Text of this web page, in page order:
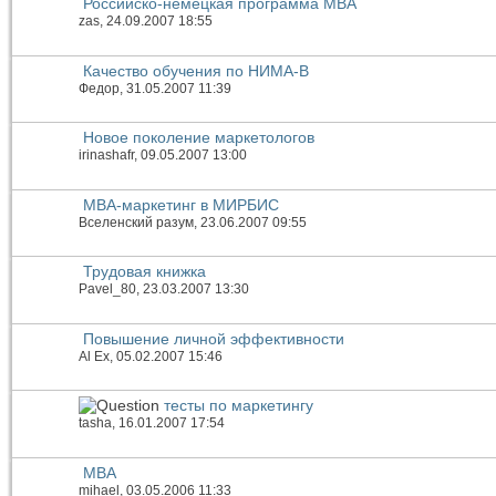
Российско-немецкая программа MBA
zas, 24.09.2007 18:55
Качество обучения по НИМА-В
Федор , 31.05.2007 11:39
Новое поколение маркетологов
irinashafr, 09.05.2007 13:00
МВА-маркетинг в МИРБИС
Вселенский разум , 23.06.2007 09:55
Трудовая книжка
Pavel_80, 23.03.2007 13:30
Повышение личной эффективности
Al Ex , 05.02.2007 15:46
тесты по маркетингу
tasha, 16.01.2007 17:54
МВА
mihael , 03.05.2006 11:33